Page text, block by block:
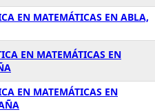
EN MATEMÁTICAS EN ABLA,
EN MATEMÁTICAS EN
EN MATEMÁTICAS EN